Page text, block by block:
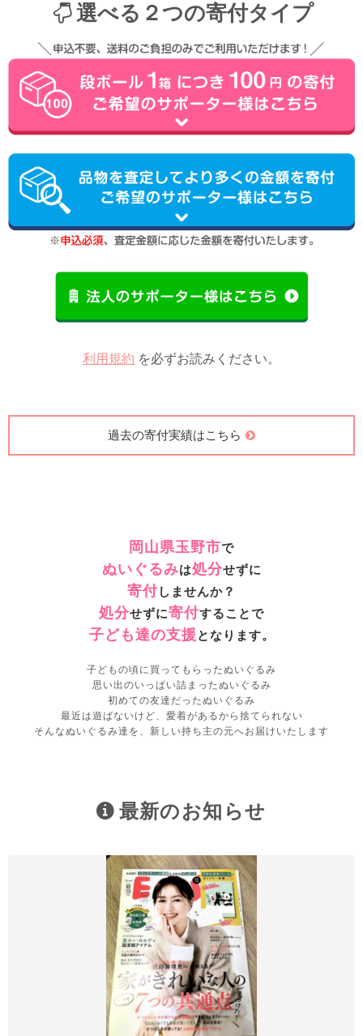
選べる２つの寄付タイプ
利用規約 を必ずお読みください。
過去の寄付実績はこちら
岡山県玉野市で
ぬいぐるみは処分せずに
寄付しませんか？
処分せずに寄付することで
子ども達の支援 となります。
子どもの頃に買ってもらったぬいぐるみ
思い出のいっぱい詰まったぬいぐるみ
初めての友達だったぬいぐるみ
最近は遊ばないけど、愛着があるから捨てられない
そんなぬいぐるみ達を、新しい持ち主の元へお届けいたします
最新のお知らせ